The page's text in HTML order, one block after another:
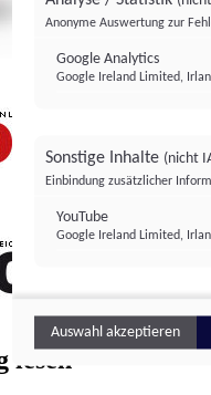
lesen
Anonyme Auswertung zur
Google Analytics
Google Ireland Limited,
Sonstige Inhalte (nicht
Einbindung zusätzlicher
YouTube
Google Ireland Limited,
Auswahl akzeptieren